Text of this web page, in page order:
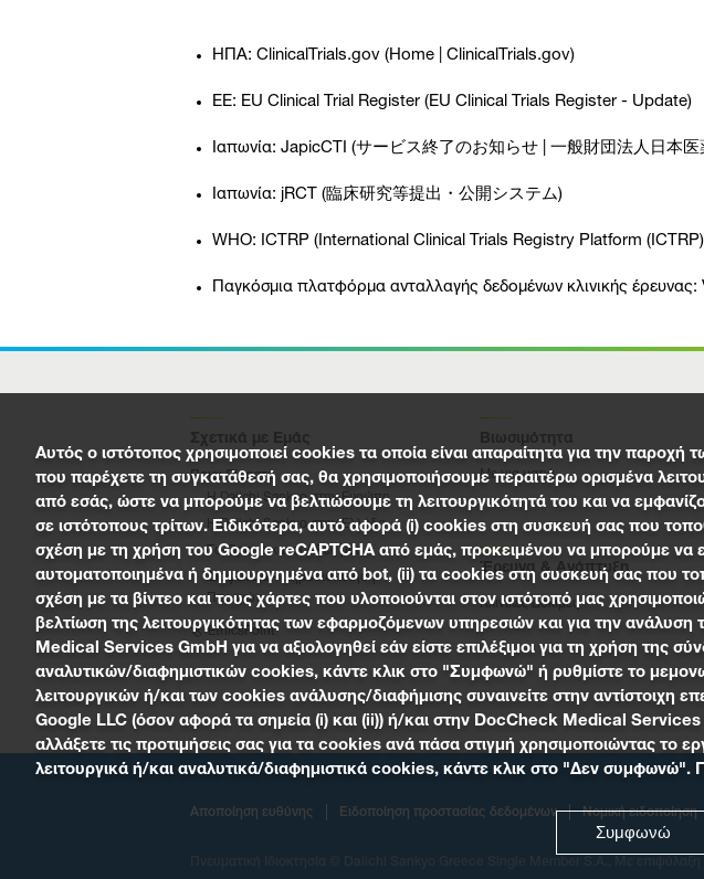
ΗΠΑ: ClinicalTrials.gov (Home | ClinicalTrials.gov)
ΕΕ: EU Clinical Trial Register (EU Clinical Trials Register - Update)
Ιαπωνία: JapicCTI (サービス終了のお知らせ | 一般財団法人日本
Ιαπωνία: jRCT (臨床研究等提出・公開システム)
WHO: ICTRP (International Clinical Trials Registry Platform
Παγκόσμια πλατφόρμα ανταλλαγής δεδομένων κλινικής
Σχετικά με Εμάς
Ποιοι Είμαστε
Η Daiichi Sankyo στην Ευρώπη
Η Daiichi Sankyo στην Ελλάδα
Το Όραμα και οι Αξίες μας
Διαφάνεια – Δημοσιοποίηση
Παροχών
EthicsPoint
Βιωσιμότητα
Με μια ματιά
Έρευνα & Ανάπτυξη
Κλινικές Δοκιμές
Αποποίηση ευθύνης Ειδοποίηση προστασίας δεδομένων Νομική ειδοποίηση
Αυτός ο ιστότοπος χρησιμοποιεί cookies τα οποία είναι απαραίτητα για την
που παρέχετε τη συγκατάθεσή σας, θα χρησιμοποιήσουμε περαιτέρω ορισμένα
από εσάς, ώστε να μπορούμε να βελτιώσουμε τη λειτουργικότητά του και να
σε ιστότοπους τρίτων. Ειδικότερα, αυτό αφορά (i) cookies στη συσκευή σας που
σχέση με τη χρήση του Google reCAPTCHA από εμάς, προκειμένου να μπορούμε να
αυτοματοποιημένα ή δημιουργημένα από bot, (ii) τα cookies στη συσκευή σας που
σχέση με τα βίντεο και τους χάρτες που υλοποιούνται στον ιστότοπό μας
βελτίωση της λειτουργικότητας των εφαρμοζόμενων υπηρεσιών και για την
Medical Services GmbH για να αξιολογηθεί εάν είστε επιλέξιμοι για τη χρήση της
αναλυτικών/διαφημιστικών cookies, κάντε κλικ στο "Συμφωνώ" ή ρυθμίστε το
λειτουργικών ή/και των cookies ανάλυσης/διαφήμισης συναινείτε στην
Google LLC (όσον αφορά τα σημεία (i) και (ii)) ή/και στην DocCheck Medical
αλλάξετε τις προτιμήσεις σας για τα cookies ανά πάσα στιγμή χρησιμοποιώντας το
λειτουργικά ή/και αναλυτικά/διαφημιστικά cookies, κάντε κλικ στο "Δεν συμφωνώ".
Συμφωνώ